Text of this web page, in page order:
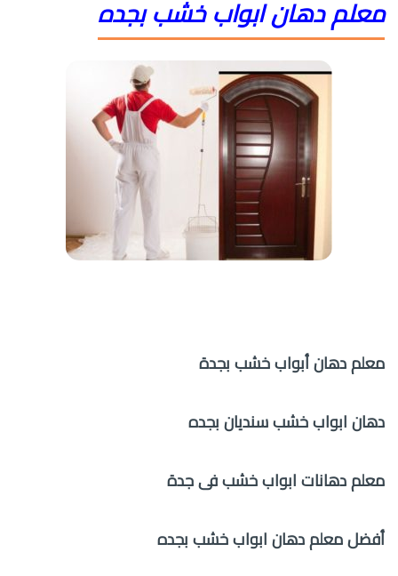
معلم دهان ابواب خشب بجده
معلم دهان أبواب خشب بجدة
دهان ابواب خشب سنديان بجده
معلم دهانات ابواب خشب فى جدة
أفضل معلم دهان ابواب خشب بجده